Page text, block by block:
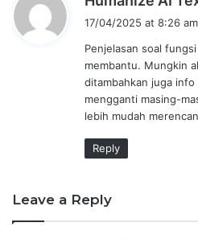
17/04/2025 at 8:26 am
Penjelasan soal
membantu. Mungkin
ditambahkan juga
mengganti masing-
lebih mudah
Reply
Leave a Reply